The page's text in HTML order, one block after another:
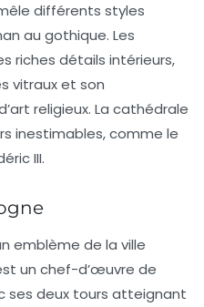
différents styles
au gothique. Les
riches détails intérieurs,
vitrauxet son
religieux. La cathédrale
inestimables, comme le
III.
emblème de la ville
un chef-d’œuvre de
ses deux tours atteignant